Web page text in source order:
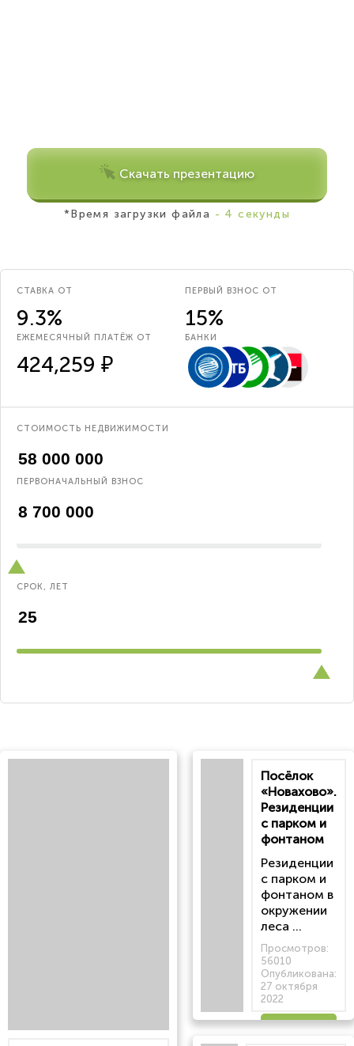
Скачать презентацию
*Время загрузки файла - 4 секунды
СТАВКА ОТ
9.3%
ПЕРВЫЙ ВЗНОС ОТ
15%
ЕЖЕМЕСЯЧНЫЙ ПЛАТЁЖ ОТ
424,259 ₽
БАНКИ
СТОИМОСТЬ НЕДВИЖИМОСТИ
ПЕРВОНАЧАЛЬНЫЙ ВЗНОС
СРОК, ЛЕТ
Посёлок
«Новахово».
Резиденции
с парком и
фонтаном
Резиденции
с парком и
фонтаном в
окружении
леса ...
Просмотров:
56010
Опубликована:
27 октября
2022